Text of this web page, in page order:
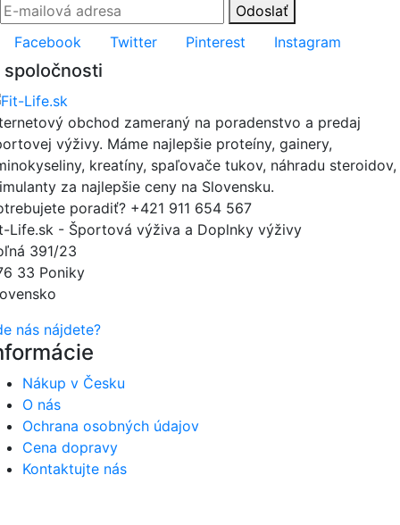
Odoslať
Facebook
Twitter Pinterest Instagram
spoločnosti
obchod zameraný na poradenstvo a predaj
výživy. Máme najlepšie proteíny, gainery,
kreatíny, spaľovače tukov, náhradu steroidov,
za najlepšie ceny na Slovensku.
poradiť? +421 911 654 567
Life.sk - Športová výživa a Doplnky výživy
391/23
33 Poniky
nás nájdete?
Nákup v Česku
O nás
Ochrana osobných údajov
Cena dopravy
Kontaktujte nás